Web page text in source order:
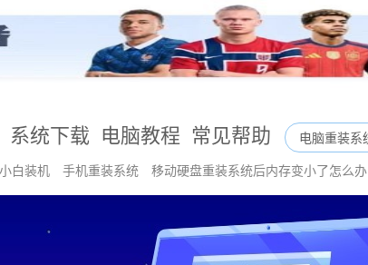
系统下载 电脑教程 常见帮助
小白装机 手机重装系统 移动硬盘重装系统后内存变小了怎么办